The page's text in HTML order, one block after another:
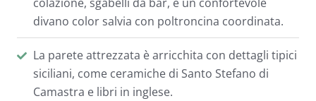
divano color salvia con poltroncina coordinata.
La parete attrezzata è arricchita con dettagli tipici
siciliani, come ceramiche di Santo Stefano di
Camastra e libri in inglese.